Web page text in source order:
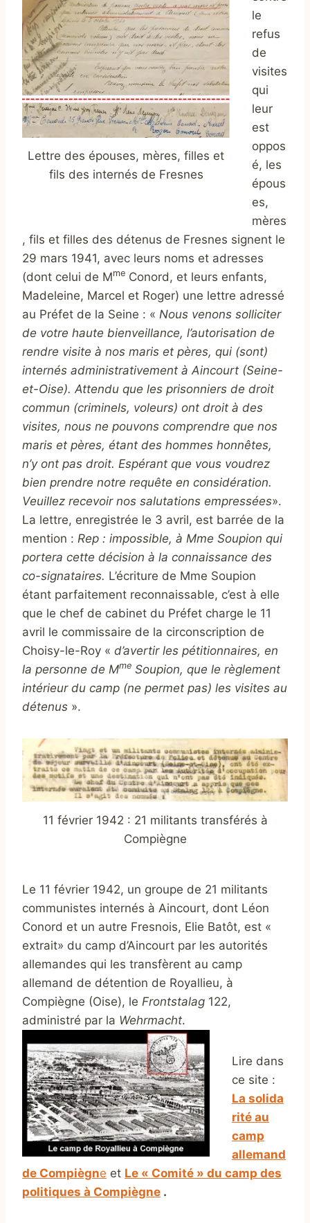
Lettre des épouses, mères, filles et
fils des internés de Fresnes
le
refus
de
visites
qui
leur
est
oppos
é, les
épous
es,
mères
, fils et filles des détenus de Fresnes signent le
29 mars 1941, avec leurs noms et adresses
(dont celui de Mme Conord, et leurs enfants,
Madeleine, Marcel et Roger) une lettre adressé
au Préfet de la Seine : « Nous venons solliciter
de votre haute bienveillance, l’autorisation de
rendre visite à nos maris et pères, qui (sont)
internés administrativement à Aincourt (Seine-
et-Oise). Attendu que les prisonniers de droit
commun (criminels, voleurs) ont droit à des
visites, nous ne pouvons comprendre que nos
maris et pères, étant des hommes honnêtes,
n’y ont pas droit. Espérant que vous voudrez
bien prendre notre requête en considération.
Veuillez recevoir nos salutations empressées».
La lettre, enregistrée le 3 avril, est barrée de la
mention : Rep : impossible, à Mme Soupion qui
portera cette décision à la connaissance des
co-signataires. L’écriture de Mme Soupion
étant parfaitement reconnaissable, c’est à elle
que le chef de cabinet du Préfet charge le 11
avril le commissaire de la circonscription de
Choisy-le-Roy « d’avertir les pétitionnaires, en
la personne de Mme Soupion, que le règlement
intérieur du camp (ne permet pas) les visites au
détenus ».
11 février 1942 : 21 militants transférés à
Compiègne
Le 11 février 1942, un groupe de 21 militants
communistes internés à Aincourt, dont Léon
Conord et un autre Fresnois, Elie Batôt, est «
extrait» du camp d’Aincourt par les autorités
allemandes qui les transfèrent au camp
allemand de détention de Royallieu, à
Compiègne (Oise), le Frontstalag 122,
administré par la Wehrmacht.
Lire dans
ce site :
La solida
rité au
camp
allemand
de Compiègne et Le « Comité » du camp des
politiques à Compiègne .